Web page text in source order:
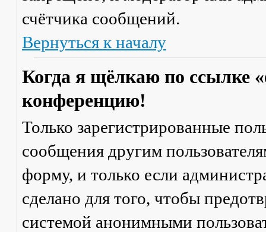
счётчика сообщений.
Вернуться к началу
Когда я щёлкаю по ссылке
конференцию!
Только зарегистрированные
сообщения другим
форму, и только если
сделано для того, чтобы
системой анонимными